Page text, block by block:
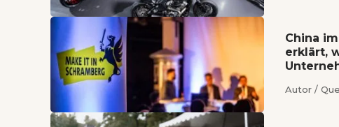
China
erklärt,
Autor /